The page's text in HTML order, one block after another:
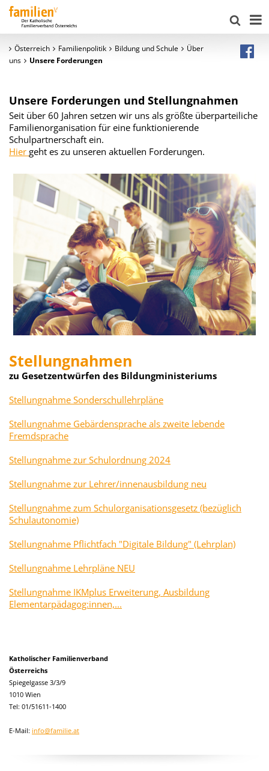
Österreich Familienpolitik Bildung und Schule
Über
uns
Unsere Forderungen
Unsere Forderungen und Stellungnahmen
Seit über 60 Jahren setzen wir uns als größte überparteiliche
Familienorganisation für eine funktionierende
Schulpartnerschaft ein.
Hier geht es zu unseren aktuellen Forderungen.
Stellungnahmen
zu Gesetzentwürfen des Bildungministeriums
Stellungnahme Sonderschullehrpläne
Stellungnahme Gebärdensprache als zweite lebende
Fremdsprache
Stellungnahme zur Schulordnung 2024
Stellungnahme zur Lehrer/innenausbildung neu
Stellungnahme zum Schulorganisationsgesetz (bezüglich
Schulautonomie)
Stellungnahme Pflichtfach "Digitale Bildung" (Lehrplan)
Stellungnahme Lehrpläne NEU
Stellungnahme IKMplus Erweiterung, Ausbildung
Elementarpädagog:innen,...
Katholischer Familienverband
Österreichs
Spiegelgasse 3/3/9
1010 Wien
Tel: 01/51611-1400
E-Mail: info@familie.at